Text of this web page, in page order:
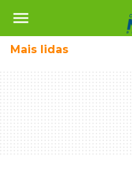
menu
Mais lidas